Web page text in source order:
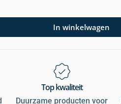
In winkelwagen
Top kwaliteit
Duurzame producten voor